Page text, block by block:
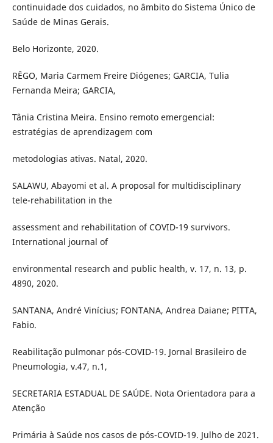
continuidade dos cuidados, no âmbito do Sistema Único de
Saúde de Minas Gerais.
Belo Horizonte, 2020.
RÊGO, Maria Carmem Freire Diógenes; GARCIA, Tulia
Fernanda Meira; GARCIA,
Tânia Cristina Meira. Ensino remoto emergencial:
estratégias de aprendizagem com
metodologias ativas. Natal, 2020.
SALAWU, Abayomi et al. A proposal for multidisciplinary
tele-rehabilitation in the
assessment and rehabilitation of COVID-19 survivors.
International journal of
environmental research and public health, v. 17, n. 13, p.
4890, 2020.
SANTANA, André Vinícius; FONTANA, Andrea Daiane; PITTA,
Fabio.
Reabilitação pulmonar pós-COVID-19. Jornal Brasileiro de
Pneumologia, v.47, n.1,
SECRETARIA ESTADUAL DE SAÚDE. Nota Orientadora para a
Atenção
Primária à Saúde nos casos de pós-COVID-19. Julho de 2021.